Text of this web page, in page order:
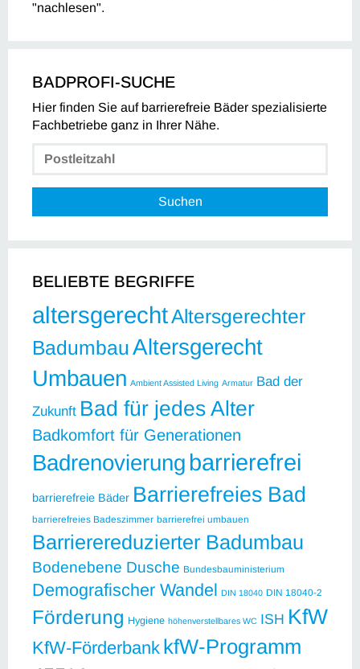
"nachlesen".
BADPROFI-SUCHE
Hier finden Sie auf barrierefreie Bäder spezialisierte
Fachbetriebe ganz in Ihrer Nähe.
Suchen
BELIEBTE BEGRIFFE
altersgerechtAltersgerechter
Badumbau Altersgerecht
Umbauen Ambient Assisted Living Armatur Bad der
Zukunft Bad für jedes Alter
Badkomfort für Generationen
Badrenovierung barrierefrei
barrierefreie Bäder Barrierefreies Bad
barrierefreies Badeszimmer barrierefrei umbauen
Barrierereduzierter Badumbau
Bodenebene Dusche Bundesbauministerium
Demografischer Wandel DIN 18040 DIN 18040-2
Förderung Hygiene höhenverstellbares WC ISH KfW
KfW-Förderbank kfW-Programm